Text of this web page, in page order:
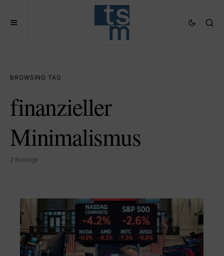
BROWSING TAG
finanzieller
Minimalismus
2 Beiträge